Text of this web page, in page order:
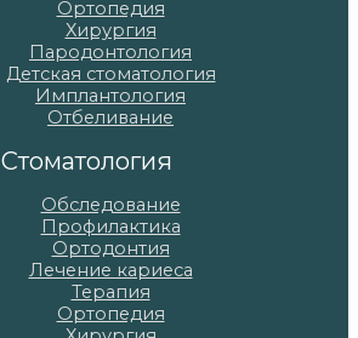
Ортопедия
Хирургия
Пародонтология
Детская стоматология
Имплантология
Отбеливание
Стоматология
Обследование
Профилактика
Ортодонтия
Лечение кариеса
Терапия
Ортопедия